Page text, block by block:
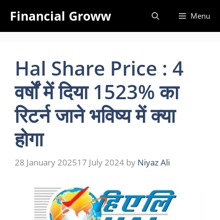
content
Financial Groww Menu
Hal Share Price : 4
वर्षों में दिया 1523% का
रिटर्न जाने भविष्य में क्या
होगा
28 January 202517 July 2024 by Niyaz Ali